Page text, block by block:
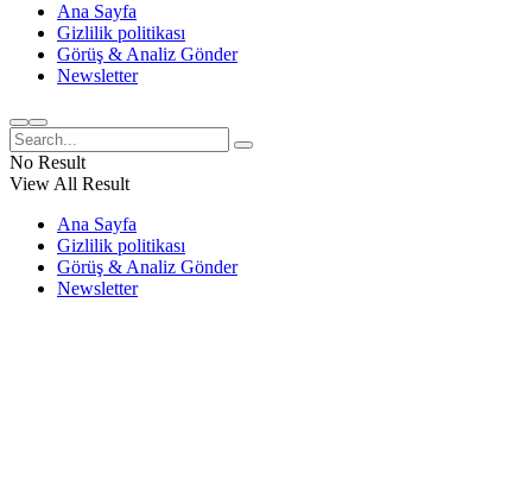
Ana Sayfa
Gizlilik politikası
Görüş & Analiz Gönder
Newsletter
No Result
View All Result
Ana Sayfa
Gizlilik politikası
Görüş & Analiz Gönder
Newsletter